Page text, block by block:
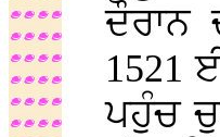
ਦੌਰਾਨ
1521
ਪਹੁੰਚ